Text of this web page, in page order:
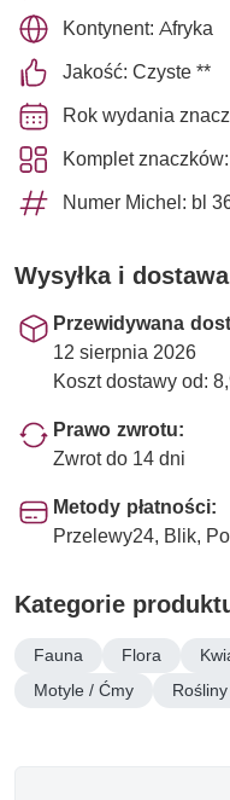
Kontynent: Afryka
Jakość: Czyste **
Rok wydania
Komplet
Numer Michel: bl
Wysyłka i dostawa
Przewidywana
12 sierpnia 2026
Koszt dostawy od:
Prawo zwrotu:
Zwrot do 14 dni
Metody płatności:
Przelewy24, Blik,
Kategorie
Fauna Flora
Motyle / Ćmy